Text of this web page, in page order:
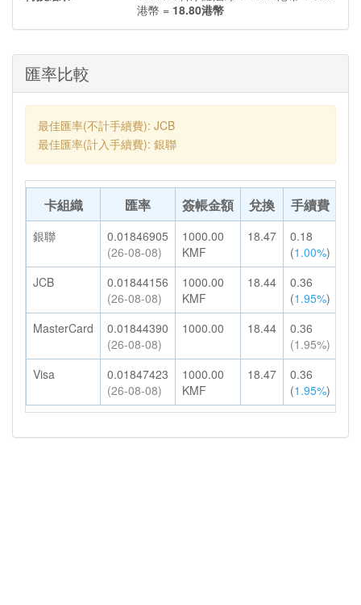
港幣 = 18.80港幣
匯率比較
最佳匯率(不計手續費): JCB
最佳匯率(計入手續費): 銀聯
卡組織 匯率 簽帳金額 兌換 手續費
銀聯
0.01846905
(26-08-08)
1000.00
KMF
18.47
0.18
(1.00%)
JCB
0.01844156
(26-08-08)
1000.00
KMF
18.44
0.36
(1.95%)
MasterCard
0.01844390
(26-08-08)
1000.00 18.44
0.36
(1.95%)
Visa
0.01847423
(26-08-08)
1000.00
KMF
18.47
0.36
(1.95%)